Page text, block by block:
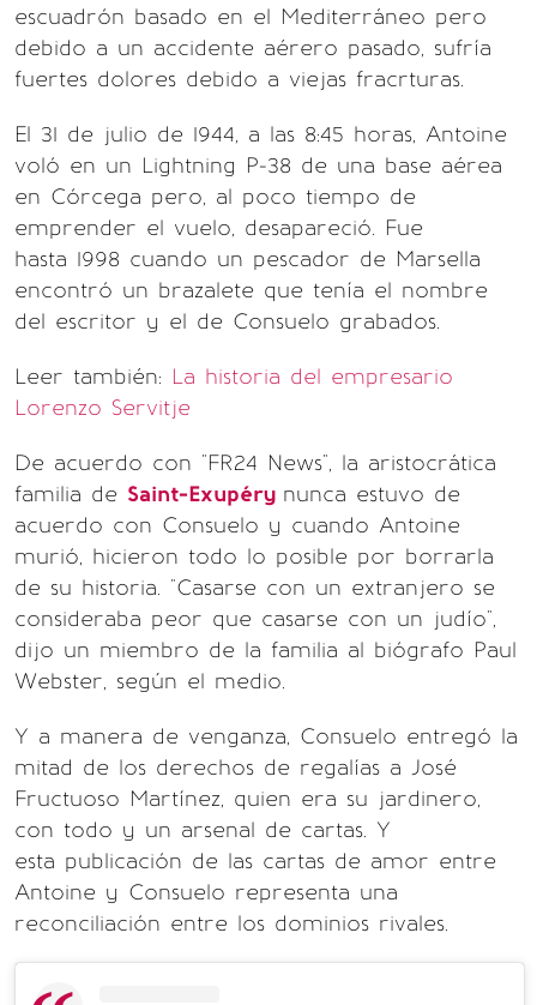
escuadrón basado en el Mediterráneo pero
debido a un accidente aérero pasado, sufría
fuertes dolores debido a viejas fracrturas.
El 31 de julio de 1944, a las 8:45 horas, Antoine
voló en un Lightning P-38 de una base aérea
en Córcega pero, al poco tiempo de
emprender el vuelo, desapareció. Fue
hasta 1998 cuando un pescador de Marsella
encontró un brazalete que tenía el nombre
del escritor y el de Consuelo grabados.
Leer también: La historia del empresario
Lorenzo Servitje
De acuerdo con "FR24 News", la aristocrática
familia de Saint-Exupéry nunca estuvo de
acuerdo con Consuelo y cuando Antoine
murió, hicieron todo lo posible por borrarla
de su historia. "Casarse con un extranjero se
consideraba peor que casarse con un judío",
dijo un miembro de la familia al biógrafo Paul
Webster, según el medio.
Y a manera de venganza, Consuelo entregó la
mitad de los derechos de regalías a José
Fructuoso Martínez, quien era su jardinero,
con todo y un arsenal de cartas. Y
esta publicación de las cartas de amor entre
Antoine y Consuelo representa una
reconciliación entre los dominios rivales.